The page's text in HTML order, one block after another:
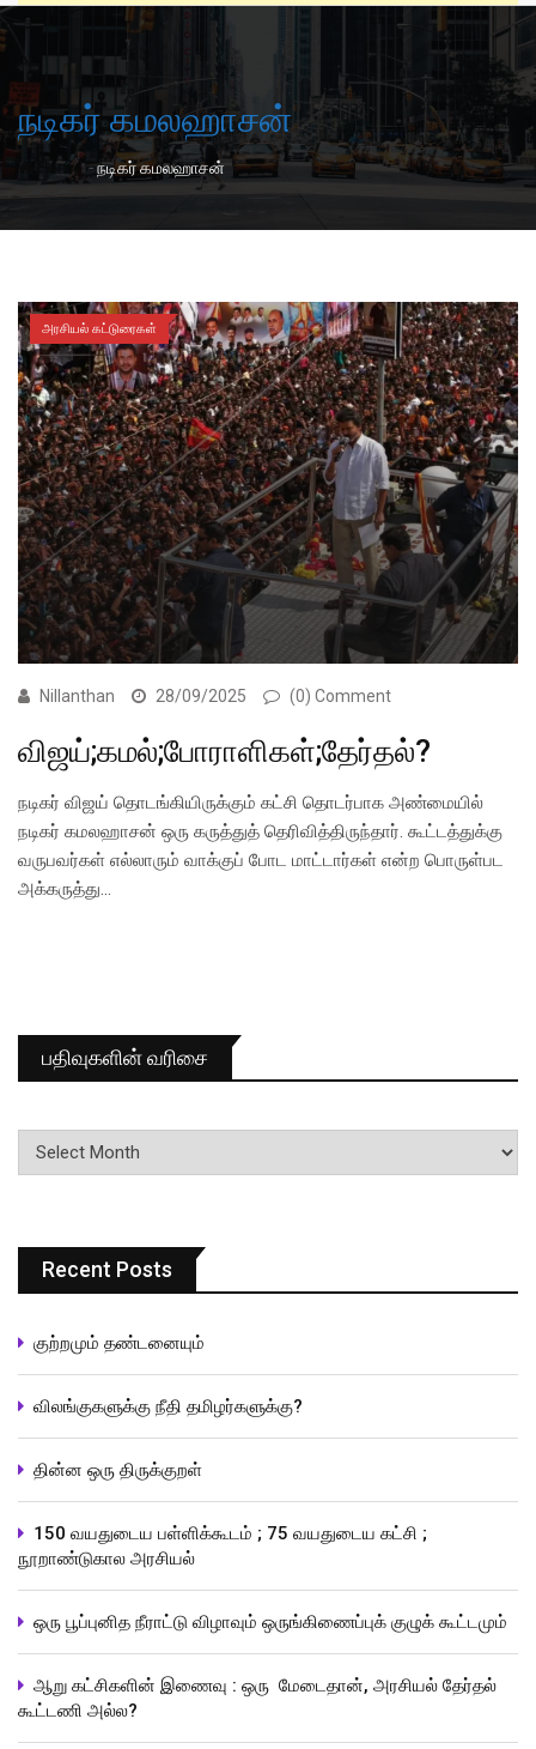
நடிகர் கமலஹாசன்
Home-நடிகர் கமலஹாசன்
அரசியல் கட்டுரைகள்
Nillanthan 28/09/2025 (0) Comment
விஜய்;கமல்;போராளிகள்;தேர்தல்?
நடிகர் விஜய் தொடங்கியிருக்கும் கட்சி தொடர்பாக அண்மையில்
நடிகர் கமலஹாசன் ஒரு கருத்துத் தெரிவித்திருந்தார். கூட்டத்துக்கு
வருபவர்கள் எல்லாரும் வாக்குப் போட மாட்டார்கள் என்ற பொருள்பட
அக்கருத்து…
பதிவுகளின் வரிசை
பதிவுகளின்
வரிசை
Recent Posts
குற்றமும் தண்டனையும்
விலங்குகளுக்கு நீதி தமிழர்களுக்கு?
தின்ன ஒரு திருக்குறள்
150 வயதுடைய பள்ளிக்கூடம் ; 75 வயதுடைய கட்சி ;
நூறாண்டுகால அரசியல்
ஒரு பூப்புனித நீராட்டு விழாவும் ஒருங்கிணைப்புக் குழுக் கூட்டமும்
ஆறு கட்சிகளின் இணைவு : ஒரு மேடைதான், அரசியல் தேர்தல்
கூட்டணி அல்ல?